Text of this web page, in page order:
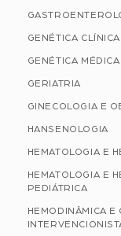
GENÉTICA CLÍNICA
GENÉTICA MÉDICA
GERIATRIA
GINECOLOGIA E
HANSENOLOGIA
HEMATOLOGIA E
HEMATOLOGIA E
PEDIÁTRICA
HEMODINÂMICA E